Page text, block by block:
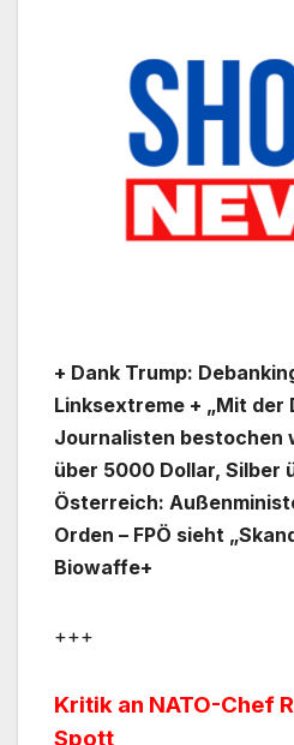
+ Dank Trump:
Linksextreme + „Mit der
Journalisten bestochen
über 5000 Dollar, Silber
Österreich:
Orden – FPÖ sieht
Biowaffe+
+++
Kritik an NATO-Chef
Spott